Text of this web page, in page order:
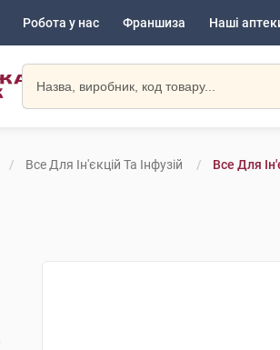
Робота у нас Франшиза Наші
Все Для Ін'єкцій Та Інфузій Все Для